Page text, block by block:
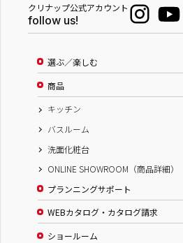
クリナップ公式アカウント
follow us!
選ぶ／楽しむ
商品
キッチン
バスルーム
洗面化粧台
ONLINE SHOWROOM（商品詳細）
プランニングサポート
WEBカタログ・カタログ請求
ショールーム